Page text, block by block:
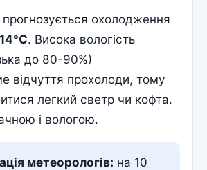
прогнозується охолодження
. Висока вологість
до 80-90%)
відчуття прохолоди, тому
легкий светр чи кофта.
і вологою.
метеорологів: на 10